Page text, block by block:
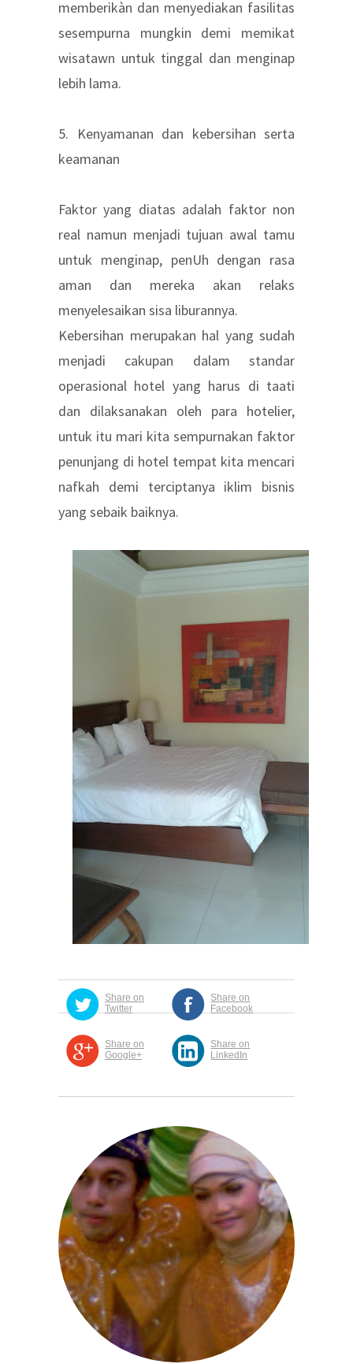
memberikàn dan menyediakan fasilitas
sesempurna mungkin demi memikat
wisatawn untuk tinggal dan menginap
lebih lama.
5. Kenyamanan dan kebersihan serta
keamanan
Faktor yang diatas adalah faktor non
real namun menjadi tujuan awal tamu
untuk menginap, penUh dengan rasa
aman dan mereka akan relaks
menyelesaikan sisa liburannya.
Kebersihan merupakan hal yang sudah
menjadi cakupan dalam standar
operasional hotel yang harus di taati
dan dilaksanakan oleh para hotelier,
untuk itu mari kita sempurnakan faktor
penunjang di hotel tempat kita mencari
nafkah demi terciptanya iklim bisnis
yang sebaik baiknya.
Share on
Facebook
Share on
Twitter
Share on
Google+
Share on
LinkedIn